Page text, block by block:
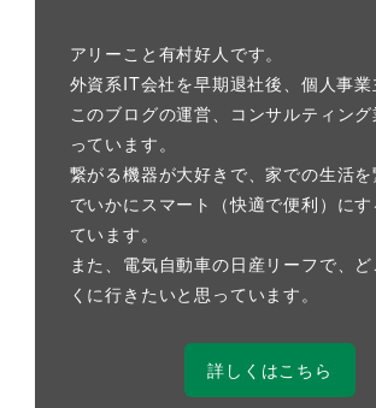
アリーこと有村好人です。
外資系IT会社を早期退社後、個人事業
このブログの運営、コンサルティン
っています。
繋がる機器が大好きで、家での生活
でいかにスマート（快適で便利）にす
ています。
また、電気自動車の日産リーフで、
くに行きたいと思っています。
詳しくはこちら